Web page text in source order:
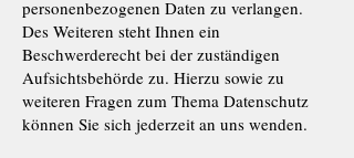
personenbezogenen Daten zu verlangen.
Des Weiteren steht Ihnen ein
Beschwerderecht bei der zuständigen
Aufsichtsbehörde zu. Hierzu sowie zu
weiteren Fragen zum Thema Datenschutz
können Sie sich jederzeit an uns wenden.